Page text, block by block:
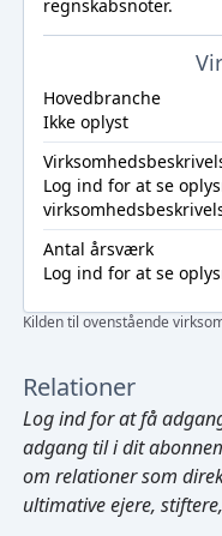
Cmd/Ctrl + K
regnskabsnoter.
Hovedbranche
Ikke oplyst
Log ind for at se
Antal årsværk
Log ind for at se
Kilden til ovenstående
Relationer
Log indfor at få
adgang til i dit
om relationer som
ultimative ejere,